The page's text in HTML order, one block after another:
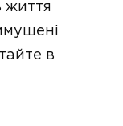
життя
в